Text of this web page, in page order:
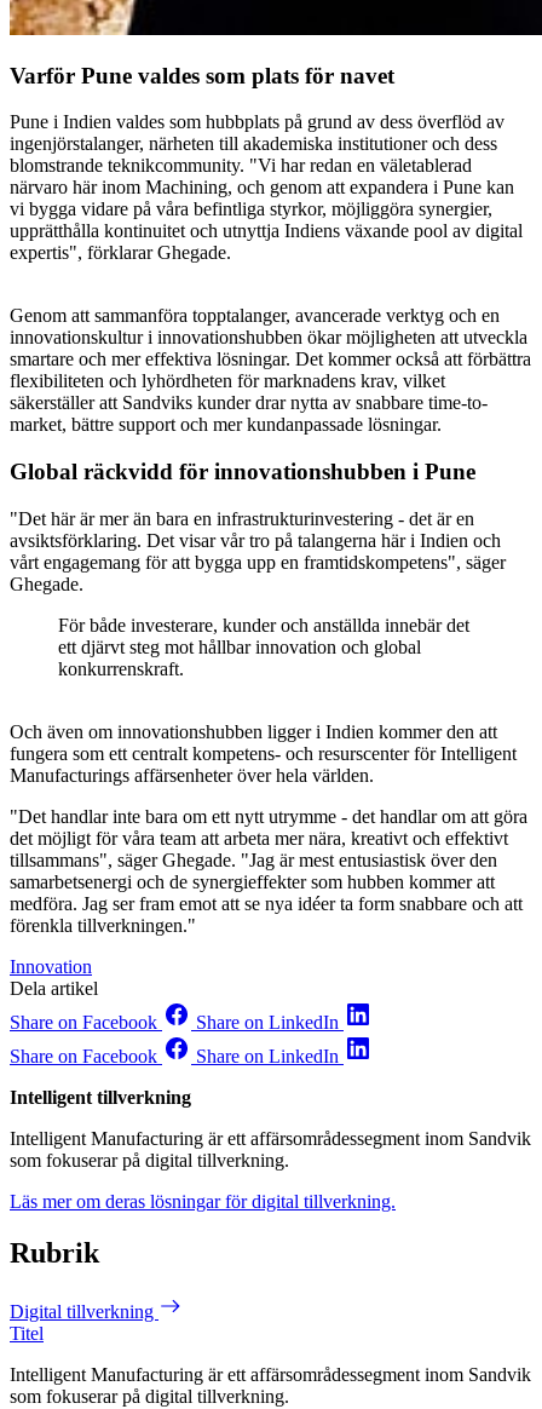
Varför Pune valdes som plats för navet
Pune i Indien valdes som hubbplats på grund av dess överflöd av
ingenjörstalanger, närheten till akademiska institutioner och dess
blomstrande teknikcommunity. "Vi har redan en väletablerad
närvaro här inom Machining, och genom att expandera i Pune kan
vi bygga vidare på våra befintliga styrkor, möjliggöra synergier,
upprätthålla kontinuitet och utnyttja Indiens växande pool av digital
expertis", förklarar Ghegade.
Genom att sammanföra topptalanger, avancerade verktyg och en
innovationskultur i innovationshubben ökar möjligheten att utveckla
smartare och mer effektiva lösningar. Det kommer också att förbättra
flexibiliteten och lyhördheten för marknadens krav, vilket
säkerställer att Sandviks kunder drar nytta av snabbare time-to-
market, bättre support och mer kundanpassade lösningar.
Global räckvidd för innovationshubben i Pune
"Det här är mer än bara en infrastrukturinvestering - det är en
avsiktsförklaring. Det visar vår tro på talangerna här i Indien och
vårt engagemang för att bygga upp en framtidskompetens", säger
Ghegade.
För både investerare, kunder och anställda innebär det
ett djärvt steg mot hållbar innovation och global
konkurrenskraft.
Och även om innovationshubben ligger i Indien kommer den att
fungera som ett centralt kompetens- och resurscenter för Intelligent
Manufacturings affärsenheter över hela världen.
"Det handlar inte bara om ett nytt utrymme - det handlar om att göra
det möjligt för våra team att arbeta mer nära, kreativt och effektivt
tillsammans", säger Ghegade. "Jag är mest entusiastisk över den
samarbetsenergi och de synergieffekter som hubben kommer att
medföra. Jag ser fram emot att se nya idéer ta form snabbare och att
förenkla tillverkningen."
Innovation
Dela artikel
Share on Facebook
Share on LinkedIn
Share on Facebook
Share on LinkedIn
Intelligent tillverkning
Intelligent Manufacturing är ett affärsområdessegment inom Sandvik
som fokuserar på digital tillverkning.
Läs mer om deras lösningar för digital tillverkning.
Rubrik
Digital tillverkning
Titel
Intelligent Manufacturing är ett affärsområdessegment inom Sandvik
som fokuserar på digital tillverkning.